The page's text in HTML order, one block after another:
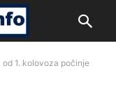
1. kolovoza počinje